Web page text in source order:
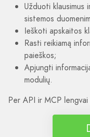
Užduoti klausimus
sistemos
Ieškoti apskaitos
Rasti reikiamą
paieškos;
Apjungti
modulių.
Per API ir MCP